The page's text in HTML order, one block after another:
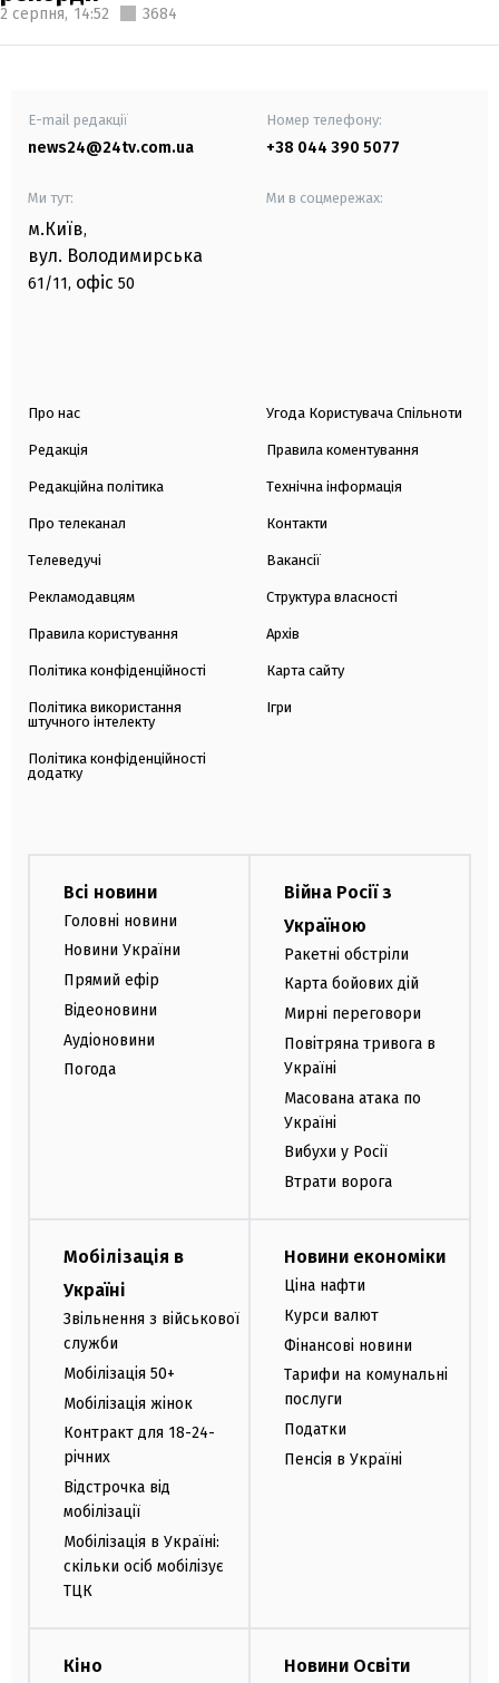
2 серпня, 14:52 3684
E-mail редакції
news24@24tv.com.ua
Номер телефону:
+38 044 390 5077
Ми тут:
м.Київ,
вул. Володимирська
61/11, офіс 50
Ми в соцмережах:
Про нас
Редакція
Редакційна політика
Про телеканал
Телеведучі
Рекламодавцям
Правила користування
Політика конфіденційності
Політика використання
штучного інтелекту
Політика конфіденційності
додатку
Угода Користувача Спільноти
Правила коментування
Технічна інформація
Контакти
Вакансії
Структура власності
Архів
Карта сайту
Ігри
Всі новини
Головні новини
Новини України
Прямий ефір
Відеоновини
Аудіоновини
Погода
Війна Росії з
Україною
Ракетні обстріли
Карта бойових дій
Мирні переговори
Повітряна тривога в
Україні
Масована атака по
Україні
Вибухи у Росії
Втрати ворога
Мобілізація в
Україні
Звільнення з військової
служби
Мобілізація 50+
Мобілізація жінок
Контракт для 18-24-
річних
Відстрочка від
мобілізації
Мобілізація в Україні:
скільки осіб мобілізує
ТЦК
Новини економіки
Ціна нафти
Курси валют
Фінансові новини
Тарифи на комунальні
послуги
Податки
Пенсія в Україні
Кіно Новини Освіти